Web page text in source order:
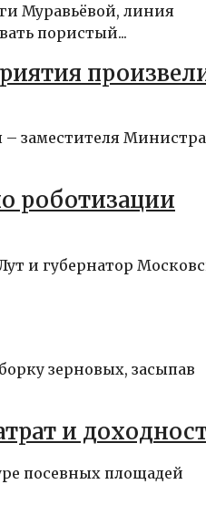
Муравьёвой, линия
пористый...
– заместителя Министра
роботизации
и губернатор
зерновых, засыпав
и
посевных площадей